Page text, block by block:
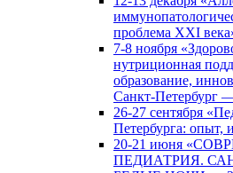
проблема XXI
7-8 ноября
нутриционная
образование,
Санкт-Петербург
26-27 сентября
Петербурга: опыт,
20-21 июня
ПЕДИАТРИЯ.